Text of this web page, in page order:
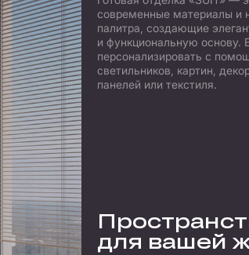
современные материалы и
палитра, создающие
и функциональную основу.
персонализировать с
светильников, картин,
панелей или текстиля.
для вашей